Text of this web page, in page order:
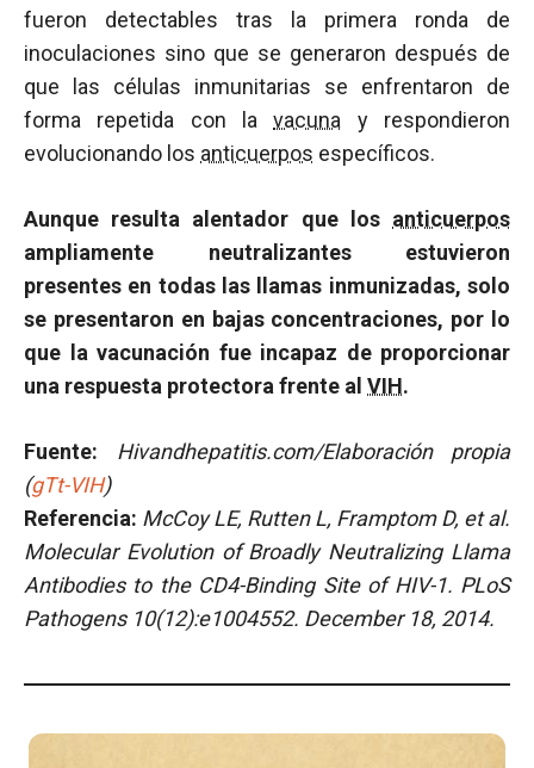
fueron detectables tras la primera ronda de
inoculaciones sino que se generaron después de
que las células inmunitarias se enfrentaron de
forma repetida con lavacuna y respondieron
evolucionando los anticuerpos específicos.
Aunque resulta alentador que los anticuerpos
ampliamente neutralizantes estuvieron
presentes en todas las llamas inmunizadas, solo
se presentaron en bajas concentraciones, por lo
que la vacunación fue incapaz de proporcionar
una respuesta protectora frente al VIH.
Fuente:
Hivandhepatitis.com/Elaboración propia
(gTt-VIH)
Referencia: McCoy LE, Rutten L, Framptom D, et al.
Molecular Evolution of Broadly Neutralizing Llama
Antibodies to the CD4-Binding Site of HIV-1. PLoS
Pathogens 10(12):e1004552. December 18, 2014.